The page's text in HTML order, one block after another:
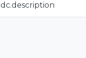
dc.description